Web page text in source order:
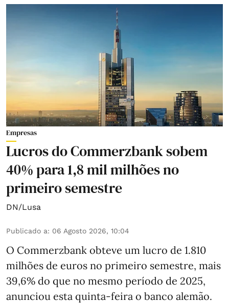
Empresas
Lucros do Commerzbank sobem
40% para 1,8 mil milhões no
primeiro semestre
DN/Lusa
Publicado a: 06 Agosto 2026, 10:04
O Commerzbank obteve um lucro de 1.810
milhões de euros no primeiro semestre, mais
39,6% do que no mesmo período de 2025,
anunciou esta quinta-feira o banco alemão.